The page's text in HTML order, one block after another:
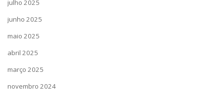
julho 2025
junho 2025
maio 2025
abril 2025
março 2025
novembro 2024